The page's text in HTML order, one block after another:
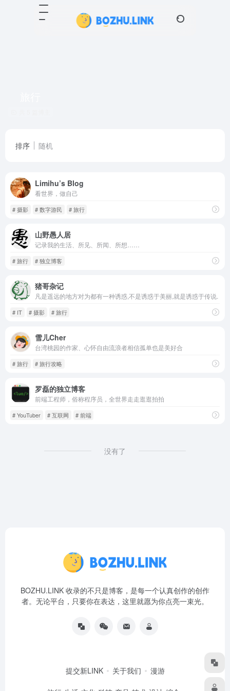
排序 随机
Limihu’s Blog
看世界，做自己
# 摄影 # 数字游民 # 旅行
山野愚人居
记录我的生活、所见、所闻、所想……
# 旅行 # 独立博客
猪哥杂记
凡是遥远的地方对为都有一种诱惑,不是诱惑于美丽,就是诱惑于传说.
# IT # 摄影 # 旅行
雪儿Cher
台湾桃园的作家、心怀自由流浪者相信孤单也是美好合
# 旅行 # 旅行攻略
罗磊的独立博客
前端工程师，俗称程序员，全世界走走逛逛拍拍
# YouTuber # 互联网 # 前端
没有了
BOZHU.LINK 收录的不只是博客，是每一个认真创作的创作
者。无论平台，只要你在表达，这里就愿为你点亮一束光。
提交新LINK 关于我们 漫游